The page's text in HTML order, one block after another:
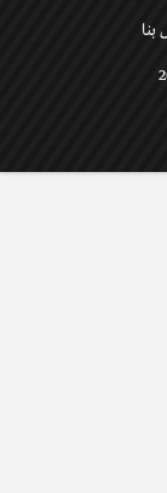
بنا